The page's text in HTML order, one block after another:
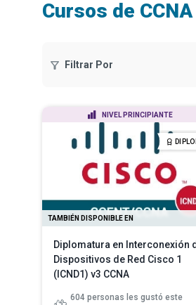
Cursos de CCNA
Filtrar Por
NIVEL PRINCIPIANTE
TAMBIÉN DISPONIBLE EN
Diplomatura en Interconexión
Dispositivos de Red Cisco 1
(ICND1) v3 CCNA
604 personas les gustó este